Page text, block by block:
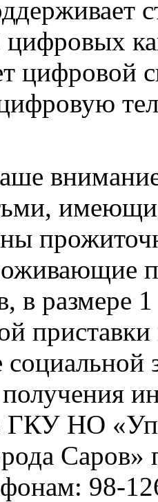
цифровой
в
социальной
ГКУ НО
98-